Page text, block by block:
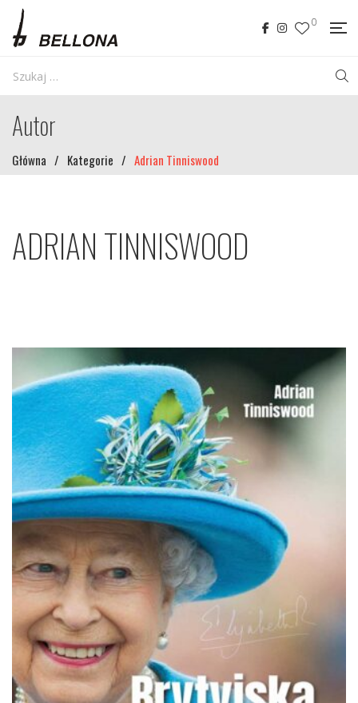
0
Autor
Główna / Kategorie / Adrian Tinniswood
ADRIAN TINNISWOOD